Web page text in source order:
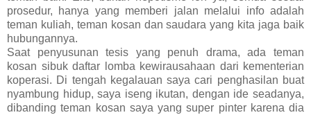
prosedur, hanya yang memberi jalan melalui info adalah
teman kuliah, teman kosan dan saudara yang kita jaga baik
hubungannya.
Saat penyusunan tesis yang penuh drama, ada teman
kosan sibuk daftar lomba kewirausahaan dari kementerian
koperasi. Di tengah kegalauan saya cari penghasilan buat
nyambung hidup, saya iseng ikutan, dengan ide seadanya,
dibanding teman kosan saya yang super pinter karena dia